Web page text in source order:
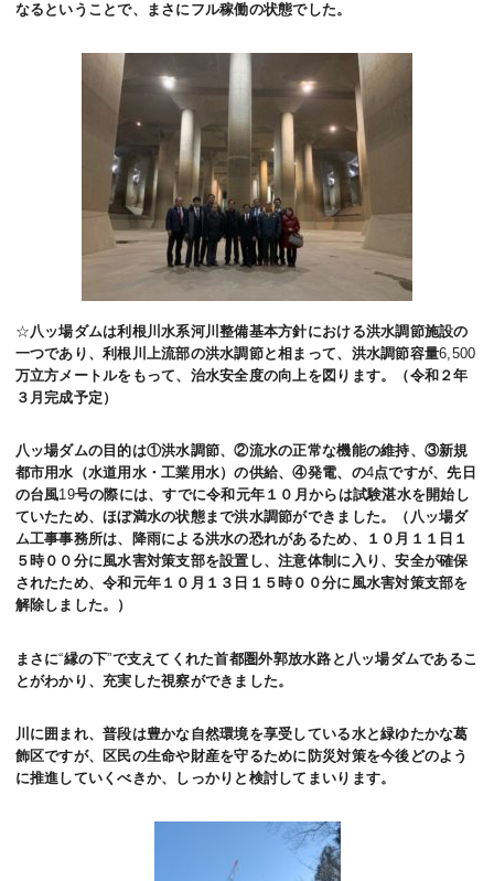
なるということで、まさにフル稼働の状態でした。
☆ 八ッ場ダムは利根川水系河川整備基本方針における洪水調節施設の
一つであり、利根川上流部の洪水調節と相まって、洪水調節容量6 500
万立方メートルをもって、治水安全度の向上を図ります。（令和２年
３月完成予定）
八ッ場ダムの目的は①洪水調節、②流水の正常な機能の維持、③新規
都市用水（水道用水・工業用水）の供給、④発電、の4点ですが、先日
の台風19号の際には、すでに令和元年１０月からは試験湛水を開始し
ていたため、ほぼ満水の状態まで洪水調節ができました。（八ッ場ダ
ム工事事務所は、降雨による洪水の恐れがあるため、１０月１１日１
５時００分に風水害対策支部を設置し、注意体制に入り、安全が確保
されたため、令和元年１０月１３日１５時００分に風水害対策支部を
解除しました。）
まさに“縁の下”で支えてくれた首都圏外郭放水路と八ッ場ダムであるこ
とがわかり、充実した視察ができました。
川に囲まれ、普段は豊かな自然環境を享受している水と緑ゆたかな葛
飾区ですが、区民の生命や財産を守るために防災対策を今後どのよう
に推進していくべきか、しっかりと検討してまいります。